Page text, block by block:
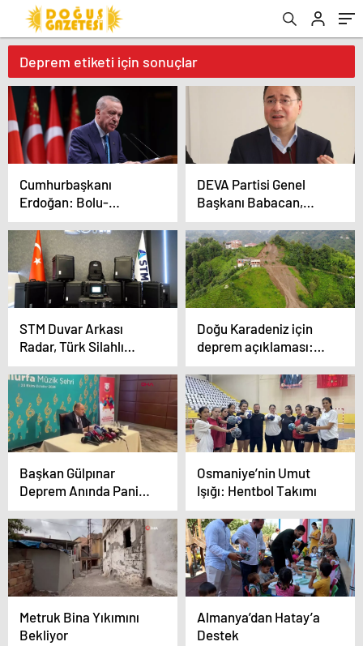
Deprem etiketi için sonuçlar
Cumhurbaşkanı
Erdoğan: Bolu-
Kartalkaya faciasından
turizmcilerimizin ders
çıkaracağına
inanıyorum
DEVA Partisi Genel
Başkanı Babacan,
Hatay’da temaslarda
bulundu
STM Duvar Arkası
Radar, Türk Silahlı
Kuvvetleri’ne Teslim
Edildi
Doğu Karadeniz için
deprem açıklaması:
Tehlike bilinenden
daha yüksek!
Başkan Gülpınar
Deprem Anında Panik
Yaşadı
Osmaniye’nin Umut
Işığı: Hentbol Takımı
Metruk Bina Yıkımını
Bekliyor
Almanya’dan Hatay’a
Destek